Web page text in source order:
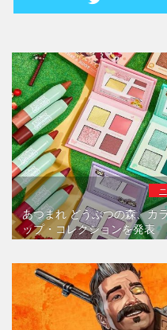
あつまれ どうぶつの森、カ
ップ・コレクションを発表